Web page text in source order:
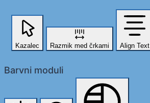
Kazalec Razmik med črkami Align Text
Barvni moduli